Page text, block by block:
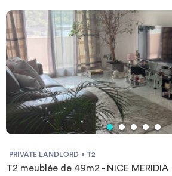
demand area: €10.09/m² incl. VAT - Non-
€8.07/m² incl. VAT - Inventory of fixtures:
Agency legal information: SARL MRZ
CPI75012015000000390 Issued by: CCI
Guarantor: SOCAF, 26 Avenue de
PRIVATE LANDLORD T2
T2 meublée de 49m2 - NICE MERIDIA